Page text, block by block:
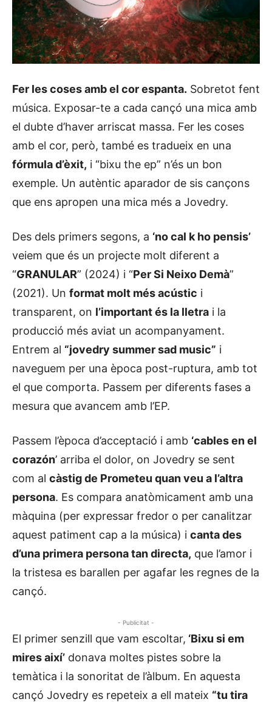
Fer les coses amb el cor espanta. Sobretot fent
música. Exposar-te a cada cançó una mica amb
el dubte d’haver arriscat massa. Fer les coses
amb el cor, però, també es tradueix en una
fórmula d’èxit, i “bixu the ep” n’és un bon
exemple. Un autèntic aparador de sis cançons
que ens apropen una mica més a Jovedry.
Des dels primers segons, a ‘no cal k ho pensis’
veiem que és un projecte molt diferent a
“GRANULAR” (2024) i “Per Si Neixo Demà”
(2021). Un format molt més acústic i
transparent, on l’important és la lletra i la
producció més aviat un acompanyament.
Entrem al “jovedry summer sad music” i
naveguem per una època post-ruptura, amb tot
el que comporta. Passem per diferents fases a
mesura que avancem amb l’EP.
Passem l’època d’acceptació i amb ‘cables en el
corazón’ arriba el dolor, on Jovedry se sent
com al càstig de Prometeu quan veu a l’altra
persona. Es compara anatòmicament amb una
màquina (per expressar fredor o per canalitzar
aquest patiment cap a la música) i canta des
d’una primera persona tan directa, que l’amor i
la tristesa es barallen per agafar les regnes de la
cançó.
- Publicitat -
El primer senzill que vam escoltar, ‘Bixu si em
mires així’ donava moltes pistes sobre la
temàtica i la sonoritat de l’àlbum. En aquesta
cançó Jovedry es repeteix a ell mateix “tu tira